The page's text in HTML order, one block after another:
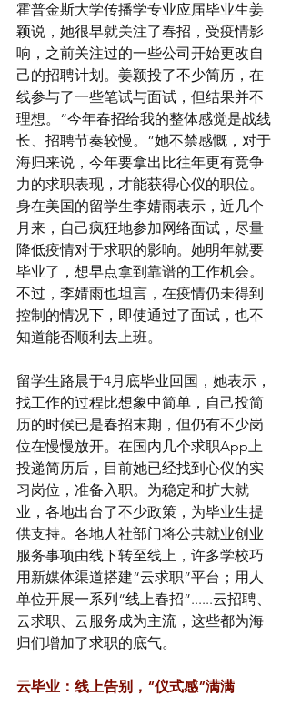
霍普金斯大学传播学专业应届毕业生姜
颖说，她很早就关注了春招，受疫情影
响，之前关注过的一些公司开始更改自
己的招聘计划。姜颖投了不少简历，在
线参与了一些笔试与面试，但结果并不
理想。“今年春招给我的整体感觉是战线
长、招聘节奏较慢。”她不禁感慨，对于
海归来说，今年要拿出比往年更有竞争
力的求职表现，才能获得心仪的职位。
身在美国的留学生李婧雨表示，近几个
月来，自己疯狂地参加网络面试，尽量
降低疫情对于求职的影响。她明年就要
毕业了，想早点拿到靠谱的工作机会。
不过，李婧雨也坦言，在疫情仍未得到
控制的情况下，即使通过了面试，也不
知道能否顺利去上班。
留学生路晨于4月底毕业回国，她表示，
找工作的过程比想象中简单，自己投简
历的时候已是春招末期，但仍有不少岗
位在慢慢放开。在国内几个求职App上
投递简历后，目前她已经找到心仪的实
习岗位，准备入职。为稳定和扩大就
业，各地出台了不少政策，为毕业生提
供支持。各地人社部门将公共就业创业
服务事项由线下转至线上，许多学校巧
用新媒体渠道搭建“云求职”平台；用人
单位开展一系列“线上春招”......云招聘、
云求职、云服务成为主流，这些都为海
归们增加了求职的底气。
云毕业：线上告别，“仪式感”满满